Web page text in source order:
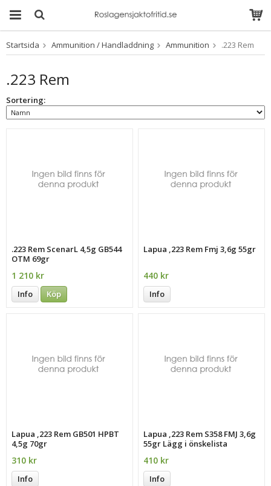
Produkten har blivit
tillagd i varukorgen
Startsida Ammunition / Handladdning Ammunition .223 Rem
.223 Rem
Sortering:
.223 Rem ScenarL 4,5g GB544
OTM 69gr
1 210 kr
Info Köp
Lapua ,223 Rem Fmj 3,6g 55gr
440 kr
Info
Lapua ,223 Rem GB501 HPBT
4,5g 70gr
310 kr
Info
Lapua ,223 Rem S358 FMJ 3,6g
55gr Lägg i önskelista
Artikelnummer: 4315040
Direktlänk: Högerkl
410 kr
Info